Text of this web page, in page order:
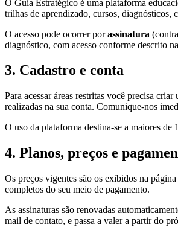
O Guia Estratégico é uma plataforma
trilhas de aprendizado, cursos, diagnósticos,
O acesso pode ocorrer porassinatura
diagnóstico, com acesso conforme descrito
3. Cadastro e conta
Para acessar áreas restritas você precisa
realizadas na sua conta. Comunique-nos
O uso da plataforma destina-se a maiores de
4. Planos, preços e
Os preços vigentes são os exibidos na página
completos do seu meio de pagamento.
As assinaturas são renovadas
mail de contato, e passa a valer a partir do